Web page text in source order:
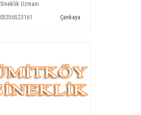
Sineklik Uzmanı
05356523161
Çankaya